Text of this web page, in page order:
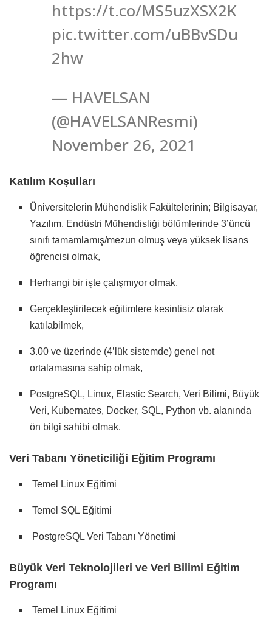
https://t.co/MS5uzXSX2K
pic.twitter.com/uBBvSDu
2hw
— HAVELSAN
(@HAVELSANResmi)
November 26, 2021
Katılım Koşulları
Üniversitelerin Mühendislik Fakültelerinin; Bilgisayar,
Yazılım, Endüstri Mühendisliği bölümlerinde 3’üncü
sınıfı tamamlamış/mezun olmuş veya yüksek lisans
öğrencisi olmak,
Herhangi bir işte çalışmıyor olmak,
Gerçekleştirilecek eğitimlere kesintisiz olarak
katılabilmek,
3.00 ve üzerinde (4’lük sistemde) genel not
ortalamasına sahip olmak,
PostgreSQL, Linux, Elastic Search, Veri Bilimi, Büyük
Veri, Kubernates, Docker, SQL, Python vb. alanında
ön bilgi sahibi olmak.
Veri Tabanı Yöneticiliği Eğitim Programı
Temel Linux Eğitimi
Temel SQL Eğitimi
PostgreSQL Veri Tabanı Yönetimi
Büyük Veri Teknolojileri ve Veri Bilimi Eğitim
Programı
Temel Linux Eğitimi